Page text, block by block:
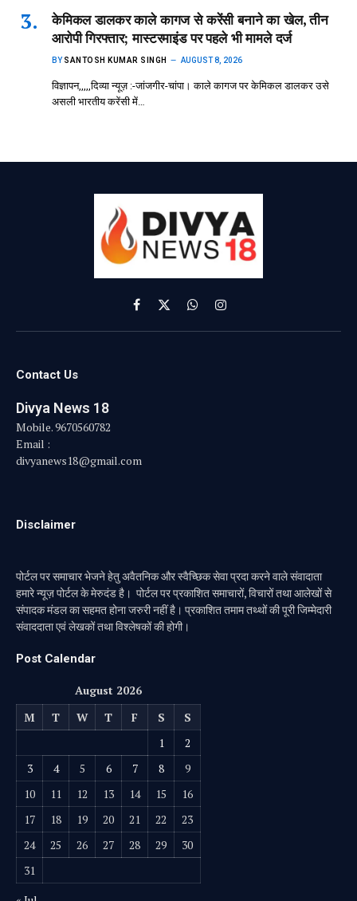
केमिकल डालकर काले कागज से करेंसी बनाने का खेल, तीन
आरोपी गिरफ्तार; मास्टरमाइंड पर पहले भी मामले दर्ज
BY SANTOSH KUMAR SINGH AUGUST 8, 2026
विज्ञापन,,,,,दिव्या न्यूज़ :-जांजगीर-चांपा। काले कागज पर केमिकल डालकर उसे
असली भारतीय करेंसी में…
Facebook
X
(Twitter)
WhatsAppInstagram
Contact Us
Divya News 18
Mobile. 9670560782
Email :
divyanews18@gmail.com
Disclaimer
पोर्टल पर समाचार भेजने हेतु अवैतनिक और स्वैच्छिक सेवा प्रदा करने वाले संवादाता
हमारे न्यूज़ पोर्टल के मेरुदंड है। पोर्टल पर प्रकाशित समाचारों, विचारों तथा आलेखों से
संपादक मंडल का सहमत होना जरुरी नहीं है। प्रकाशित तमाम तथ्थों की पूरी जिम्मेदारी
संवाददाता एवं लेखकों तथा विश्लेषकों की होगी।
Post Calendar
August 2026
M
T W T F S
S
1
2
3
4 5 6 7 8
9
10
11 12 13 14 15
16
17
18 19 20 21 22
23
24
25 26 27 28 29
30
31